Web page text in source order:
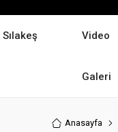
Video
Galeri
Anasayfa